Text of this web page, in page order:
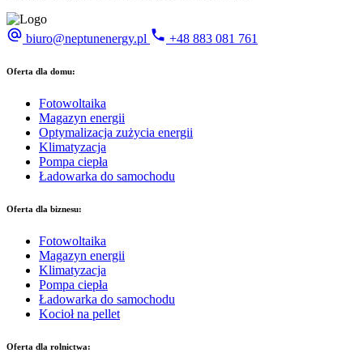
biuro@neptunenergy.pl +48 883 081 761
Oferta dla domu:
Fotowoltaika
Magazyn energii
Optymalizacja zużycia energii
Klimatyzacja
Pompa ciepła
Ładowarka do samochodu
Oferta dla biznesu:
Fotowoltaika
Magazyn energii
Klimatyzacja
Pompa ciepła
Ładowarka do samochodu
Kocioł na pellet
Oferta dla rolnictwa: